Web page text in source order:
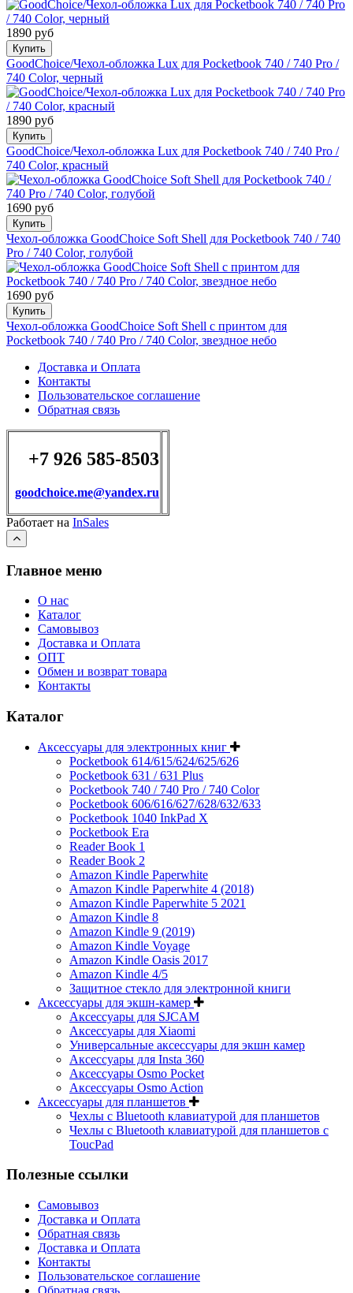
1890 руб
Купить
GoodChoice/Чехол-обложка Lux для Pocketbook 740 / 740 Pro /
740 Color, черный
1890 руб
Купить
GoodChoice/Чехол-обложка Lux для Pocketbook 740 / 740 Pro /
740 Color, красный
1690 руб
Купить
Чехол-обложка GoodChoice Soft Shell для Pocketbook 740 / 740
Pro / 740 Color, голубой
1690 руб
Купить
Чехол-обложка GoodChoice Soft Shell с принтом для
Pocketbook 740 / 740 Pro / 740 Color, звездное небо
Доставка и Оплата
Контакты
Пользовательское соглашение
Обратная связь
+7 926 585-8503
goodchoice.me@yandex.ru
Работает на InSales
Главное меню
О нас
Каталог
Самовывоз
Доставка и Оплата
ОПТ
Обмен и возврат товара
Контакты
Каталог
Аксессуары для электронных книг
Pocketbook 614/615/624/625/626
Pocketbook 631 / 631 Plus
Pocketbook 740 / 740 Pro / 740 Color
Pocketbook 606/616/627/628/632/633
Pocketbook 1040 InkPad X
Pocketbook Era
Reader Book 1
Reader Book 2
Amazon Kindle Paperwhite
Amazon Kindle Paperwhite 4 (2018)
Amazon Kindle Paperwhite 5 2021
Amazon Kindle 8
Amazon Kindle 9 (2019)
Amazon Kindle Voyage
Amazon Kindle Oasis 2017
Amazon Kindle 4/5
Защитное стекло для электронной книги
Аксессуары для экшн-камер
Аксессуары для SJCAM
Аксессуары для Xiaomi
Универсальные аксессуары для экшн камер
Аксессуары для Insta 360
Аксессуары Osmo Pocket
Аксессуары Osmo Action
Аксессуары для планшетов
Чехлы с Bluetooth клавиатурой для планшетов
Чехлы с Bluetooth клавиатурой для планшетов с
ToucPad
Полезные ссылки
Самовывоз
Доставка и Оплата
Обратная связь
Доставка и Оплата
Контакты
Пользовательское соглашение